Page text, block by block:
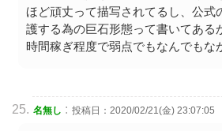
ほど頑丈って描写されてるし、公式
護する為の巨石形態って書いてある
時間稼ぎ程度で弱点でもなんでもな
名無し : 投稿日：2020/02/21(金) 23:07:05